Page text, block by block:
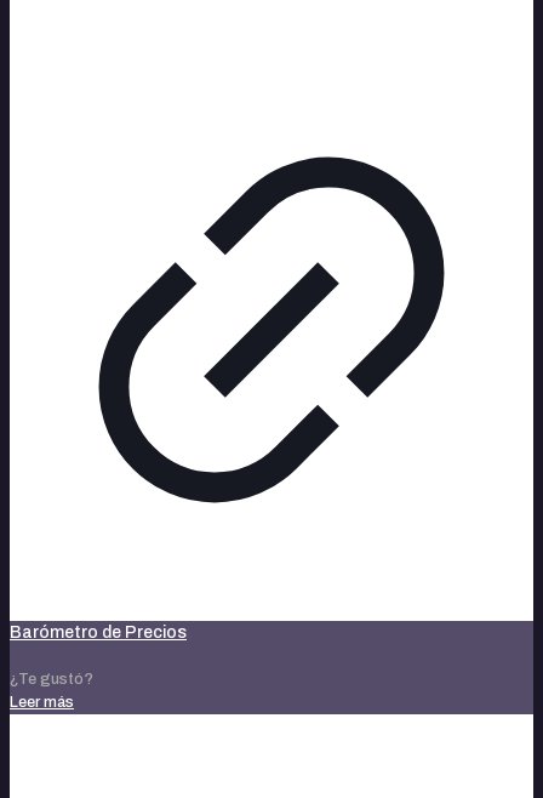
Barómetro de Precios
¿Te gustó?
Leer más